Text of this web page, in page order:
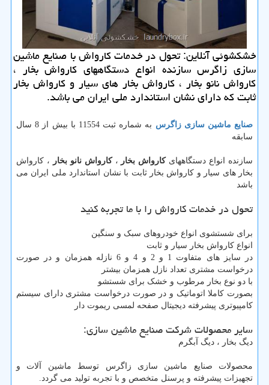
خشكشوئی آنلاین: تحول در خدمات كارواش با صنایع ماشین
سازی زاگرس سازنده انواع دستگاههای كارواش بخار ،
كارواش نانو بخار ، كارواش بخار های سیار و كارواش بخار
ثابت كه دارای نشان استاندارد ملی ایران می باشد.
صنایع ماشین سازی زاگرس
به شماره ثبت 11554 با بیش از 8 سال
سابقه
سازنده انواع دستگاههایکارواش بخار ،کارواش نانو بخار
، کارواش
بخار های سیار و کارواش بخار ثابت با نشان استاندارد ملی ایران می
باشد
تحول در خدمات کارواش را با ما تجربه کنید
برای شستشوی انواع خودروهای سبک و سنگین
انواع کارواش بخار سیار و ثابت
در سایز های متفاوت 1 و 2 و 4 و 6 نازله همزمان و در صورت
درخواست مشتری تعداد نازل همزمان بیشتر
با دو نوع بخار مرطوب و خشک برای شستشو
بصورت کاملا اتوماتیک و در صورت درخواست مشتری دارای سیستم
کامپیوتری پیشرفته دیجیتال صفحه لمسی ریموت دار
سایر محصولات شرکت صنایع ماشین سازی:
دیگ بخار ، دیگ آبگرم
محصولات صنایع ماشین سازی زاگرس توسط ماشین آلات و
تجهیزات پیشرفته و پرسنل متخصص و با تجربه تولید می گردد.